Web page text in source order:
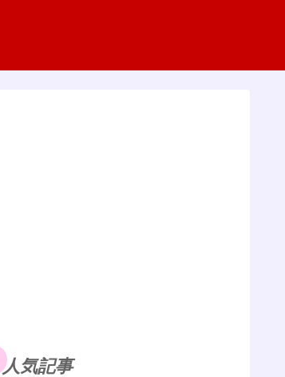
人気記事